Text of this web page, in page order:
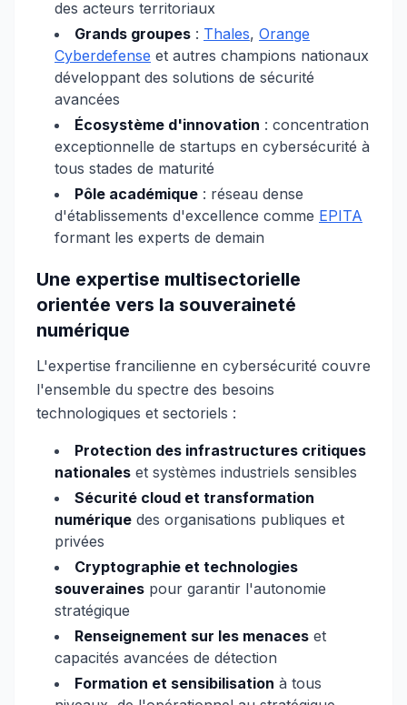
des acteurs territoriaux
Grands groupes : Thales, Orange
Cyberdefense et autres champions nationaux
développant des solutions de sécurité
avancées
Écosystème d'innovation : concentration
exceptionnelle de startups en cybersécurité à
tous stades de maturité
Pôle académique : réseau dense
d'établissements d'excellence comme EPITA
formant les experts de demain
Une expertise multisectorielle
orientée vers la souveraineté
numérique
L'expertise francilienne en cybersécurité couvre
l'ensemble du spectre des besoins
technologiques et sectoriels :
Protection des infrastructures critiques
nationales et systèmes industriels sensibles
Sécurité cloud et transformation
numérique des organisations publiques et
privées
Cryptographie et technologies
souveraines pour garantir l'autonomie
stratégique
Renseignement sur les menaces et
capacités avancées de détection
Formation et sensibilisation à tous